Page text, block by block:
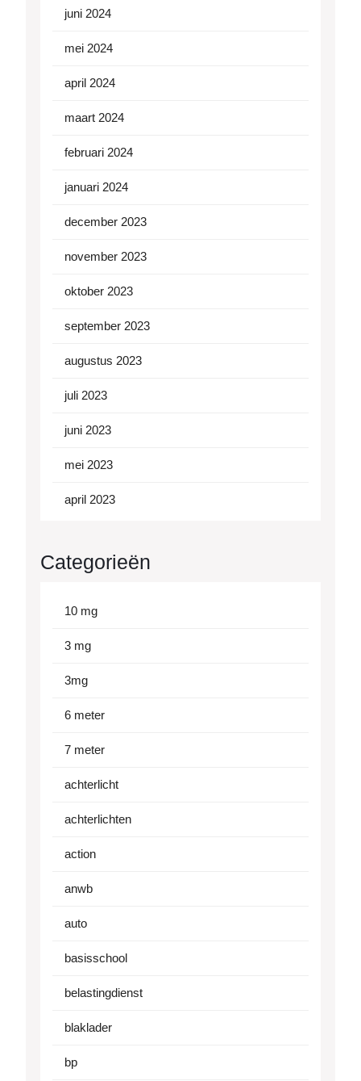
juni 2024
mei 2024
april 2024
maart 2024
februari 2024
januari 2024
december 2023
november 2023
oktober 2023
september 2023
augustus 2023
juli 2023
juni 2023
mei 2023
april 2023
Categorieën
10 mg
3 mg
3mg
6 meter
7 meter
achterlicht
achterlichten
action
anwb
auto
basisschool
belastingdienst
blaklader
bp